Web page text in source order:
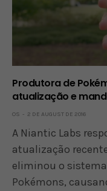
Produtora de
atualização e
OS 2 DE AUGUST DE 2016
A Niantic Labs
atualização
eliminou o
Pokémons,